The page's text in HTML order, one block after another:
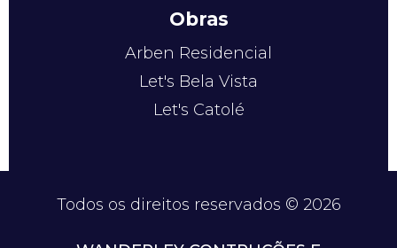
Obras
Arben Residencial
Let's Bela Vista
Let's Catolé
Todos os direitos reservados © 2026